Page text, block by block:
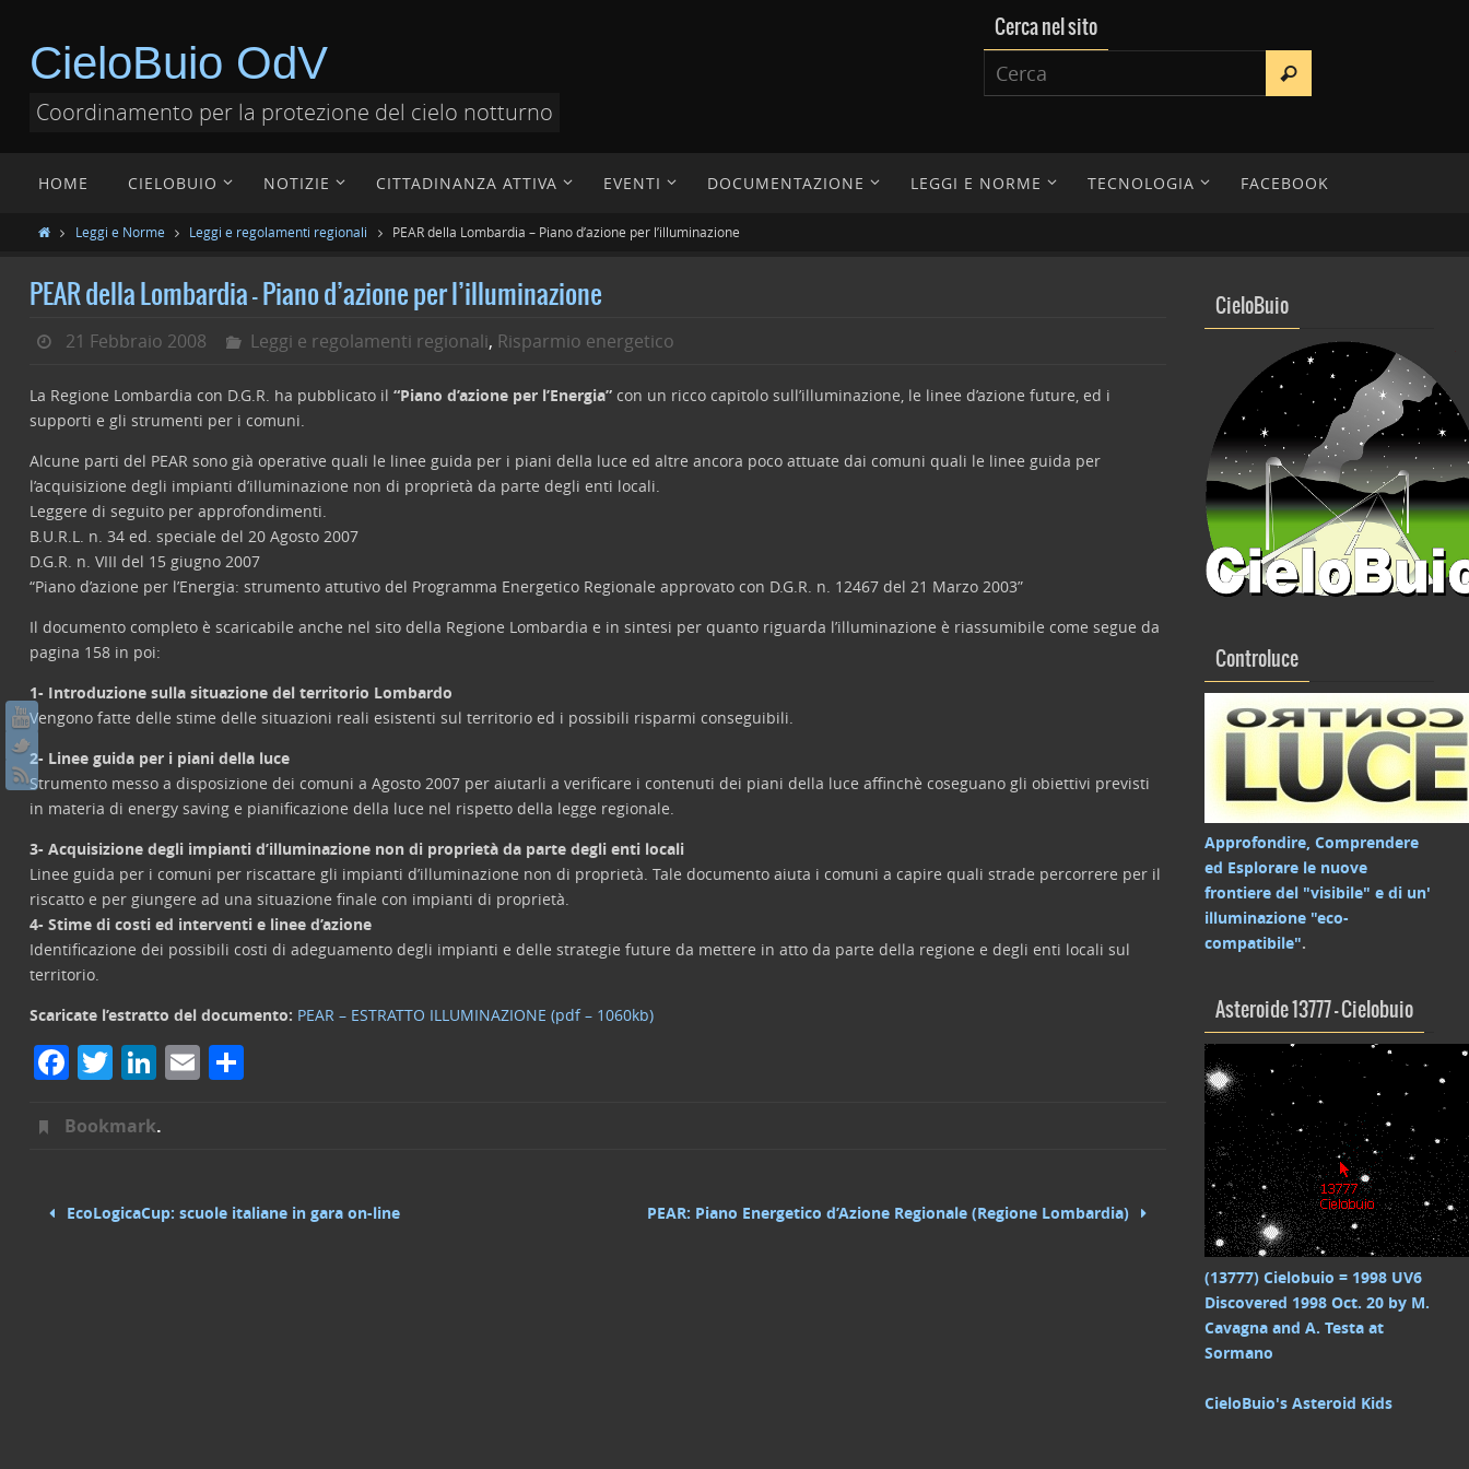
CieloBuio OdV
Coordinamento per la protezione del cielo notturno
Cerca nel sito
HOME CIELOBUIO NOTIZIE CITTADINANZA ATTIVA EVENTI DOCUMENTAZIONE LEGGI E NORME TECNOLOGIA FACEBOOK
Leggi e Norme Leggi e regolamenti regionali PEAR della Lombardia – Piano d’azione per l’illuminazione
PEAR della Lombardia – Piano d’azione per l’illuminazione
21 Febbraio 2008 Leggi e regolamenti regionali, Risparmio energetico
La Regione Lombardia con D.G.R. ha pubblicato il “Piano d’azione per l’Energia” con un ricco capitolo sull’illuminazione, le linee d’azione future, ed i
supporti e gli strumenti per i comuni.
Alcune parti del PEAR sono già operative quali le linee guida per i piani della luce ed altre ancora poco attuate dai comuni quali le linee guida per
l’acquisizione degli impianti d’illuminazione non di proprietà da parte degli enti locali.
Leggere di seguito per approfondimenti.
B.U.R.L. n. 34 ed. speciale del 20 Agosto 2007
D.G.R. n. VIII del 15 giugno 2007
“Piano d’azione per l’Energia: strumento attutivo del Programma Energetico Regionale approvato con D.G.R. n. 12467 del 21 Marzo 2003”
Il documento completo è scaricabile anche nel sito della Regione Lombardia e in sintesi per quanto riguarda l’illuminazione è riassumibile come segue da
pagina 158 in poi:
1- Introduzione sulla situazione del territorio Lombardo
Vengono fatte delle stime delle situazioni reali esistenti sul territorio ed i possibili risparmi conseguibili.
2- Linee guida per i piani della luce
Strumento messo a disposizione dei comuni a Agosto 2007 per aiutarli a verificare i contenuti dei piani della luce affinchè coseguano gli obiettivi previsti
in materia di energy saving e pianificazione della luce nel rispetto della legge regionale.
3- Acquisizione degli impianti d’illuminazione non di proprietà da parte degli enti locali
Linee guida per i comuni per riscattare gli impianti d’illuminazione non di proprietà. Tale documento aiuta i comuni a capire quali strade percorrere per il
riscatto e per giungere ad una situazione finale con impianti di proprietà.
4- Stime di costi ed interventi e linee d’azione
Identificazione dei possibili costi di adeguamento degli impianti e delle strategie future da mettere in atto da parte della regione e degli enti locali sul
territorio.
Scaricate l’estratto del documento: PEAR – ESTRATTO ILLUMINAZIONE (pdf – 1060kb)
F
c
b
T
it
e
r
Li
k
dI
n
E
vi
Bookmark.
EcoLogicaCup: scuole italiane in gara on-line PEAR: Piano Energetico d’Azione Regionale (Regione Lombardia)
CieloBuio
Controluce
Approfondire, Comprendere
ed Esplorare le nuove
frontiere del "visibile" e di un'
illuminazione "eco-
compatibile".
Asteroide 13777 – Cielobuio
(13777) Cielobuio = 1998 UV6
Discovered 1998 Oct. 20 by M.
Cavagna and A. Testa at
Sormano
CieloBuio's Asteroid Kids